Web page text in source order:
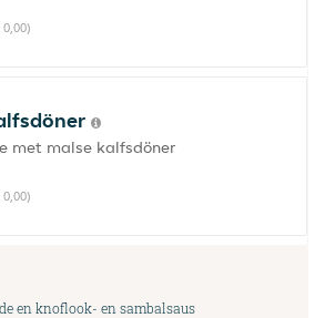
met malse kalfsdöner
en knoflook- en sambalsaus